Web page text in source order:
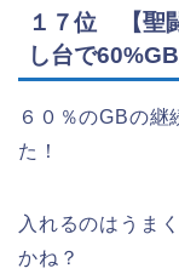
１７位 【聖
し台で
６０％のGBの継
た！
入れるのはうま
かね？